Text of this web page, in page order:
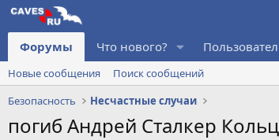
Форумы Что нового?
Новые сообщения
Поиск сообщений
Безопасность
Несчастные случаи
погиб Андрей Сталкер